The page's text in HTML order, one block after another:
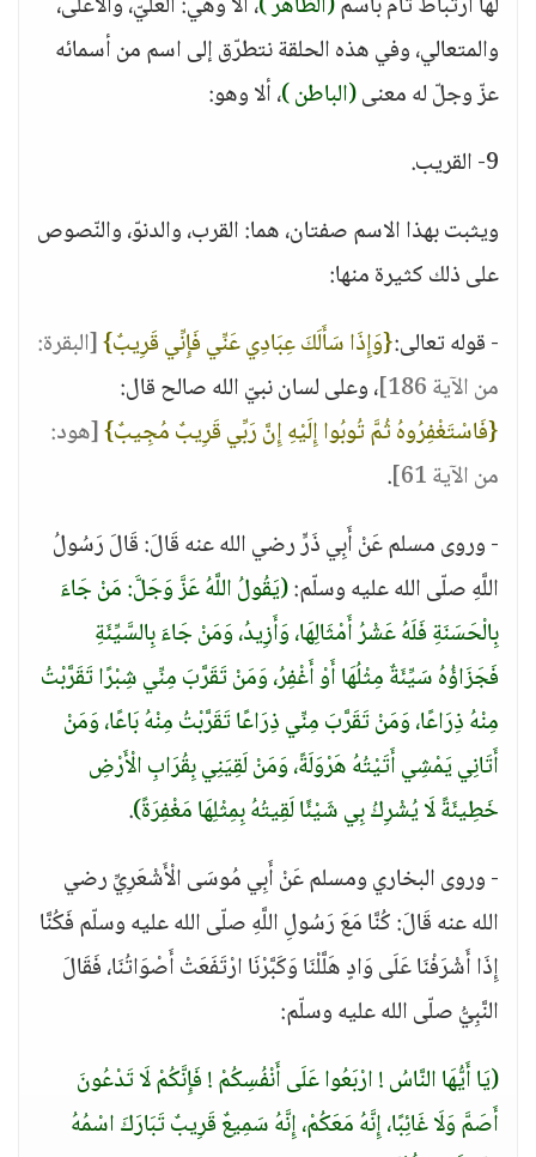
والمتعالي، وفي هذه الحلقة نتطرّق إلى اسم من أسمائه
عزّ وجلّ له معنى(الباطن )، ألا وهو:
9- القريب.
ويثبت بهذا الاسم صفتان، هما: القرب، والدنوّ، والنّصوص
على ذلك كثيرة منها:
- قوله تعالى:{وَإِذَا سَأَلَكَ عِبَادِي عَنِّي فَإِنِّي قَرِيبٌ}[البقرة:
من الآية 186]
، وعلى لسان نبيّ الله صالح قال:
{فَاسْتَغْفِرُوهُ ثُمَّ تُوبُوا إِلَيْهِ إِنَّ رَبِّي قَرِيبٌ مُجِيبٌ}[هود:
من الآية 61]
.
- وروى مسلم عَنْ أَبِي ذَرٍّ رضي الله عنه قَالَ: قَالَ رَسُولُ
اللَّهِ صلّى الله عليه وسلّم:(يَقُولُ اللَّهُ عَزَّ وَجَلَّ: مَنْ جَاءَ
بِالْحَسَنَةِ فَلَهُ عَشْرُ أَمْثَالِهَا، وَأَزِيدُ، وَمَنْ جَاءَ بِالسَّيِّئَةِ
فَجَزَاؤُهُ سَيِّئَةٌ مِثْلُهَا أَوْ أَغْفِرُ، وَمَنْ تَقَرَّبَ مِنِّي شِبْرًا تَقَرَّبْتُ
مِنْهُ ذِرَاعًا، وَمَنْ تَقَرَّبَ مِنِّي ذِرَاعًا تَقَرَّبْتُ مِنْهُ بَاعًا، وَمَنْ
أَتَانِي يَمْشِي أَتَيْتُهُ هَرْوَلَةً، وَمَنْ لَقِيَنِي بِقُرَابِ الْأَرْضِ
خَطِيئَةً لَا يُشْرِكُ بِي شَيْئًا لَقِيتُهُ بِمِثْلِهَا مَغْفِرَةً).
- وروى البخاري ومسلم عَنْ أَبِي مُوسَى الْأَشْعَرِيِّ رضي
الله عنه قَالَ: كُنَّا مَعَ رَسُولِ اللَّهِ صلّى الله عليه وسلّم فَكُنَّا
إِذَا أَشْرَفْنَا عَلَى وَادٍ هَلَّلْنَا وَكَبَّرْنَا ارْتَفَعَتْ أَصْوَاتُنَا، فَقَالَ
النَّبِيُّ صلّى الله عليه وسلّم:
(يَا أَيُّهَا النَّاسُ ! ارْبَعُوا عَلَى أَنْفُسِكُمْ ! فَإِنَّكُمْ لَا تَدْعُونَ
أَصَمَّ وَلَا غَائِبًا، إِنَّهُ مَعَكُمْ، إِنَّهُ سَمِيعٌ قَرِيبٌ تَبَارَكَ اسْمُهُ